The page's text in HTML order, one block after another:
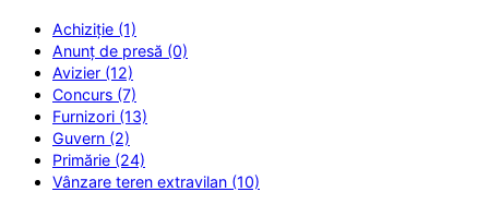
Achiziție (1)
Anunț de presă (0)
Avizier (12)
Concurs (7)
Furnizori (13)
Guvern (2)
Primărie (24)
Vânzare teren extravilan (10)